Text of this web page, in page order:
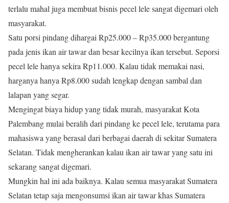
terlalu mahal juga membuat bisnis pecel lele sangat digemari oleh
masyarakat.
Satu porsi pindang dihargai Rp25.000 – Rp35.000 bergantung
pada jenis ikan air tawar dan besar kecilnya ikan tersebut. Seporsi
pecel lele hanya sekira Rp11.000. Kalau tidak memakai nasi,
harganya hanya Rp8.000 sudah lengkap dengan sambal dan
lalapan yang segar.
Mengingat biaya hidup yang tidak murah, masyarakat Kota
Palembang mulai beralih dari pindang ke pecel lele, terutama para
mahasiswa yang berasal dari berbagai daerah di sekitar Sumatera
Selatan. Tidak mengherankan kalau ikan air tawar yang satu ini
sekarang sangat digemari.
Mungkin hal ini ada baiknya. Kalau semua masyarakat Sumatera
Selatan tetap saja mengonsumsi ikan air tawar khas Sumatera